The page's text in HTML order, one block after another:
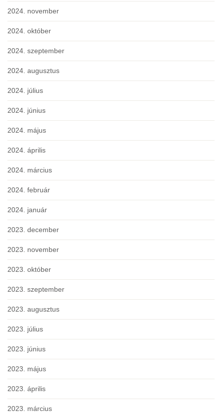
2024. november
2024. október
2024. szeptember
2024. augusztus
2024. július
2024. június
2024. május
2024. április
2024. március
2024. február
2024. január
2023. december
2023. november
2023. október
2023. szeptember
2023. augusztus
2023. július
2023. június
2023. május
2023. április
2023. március